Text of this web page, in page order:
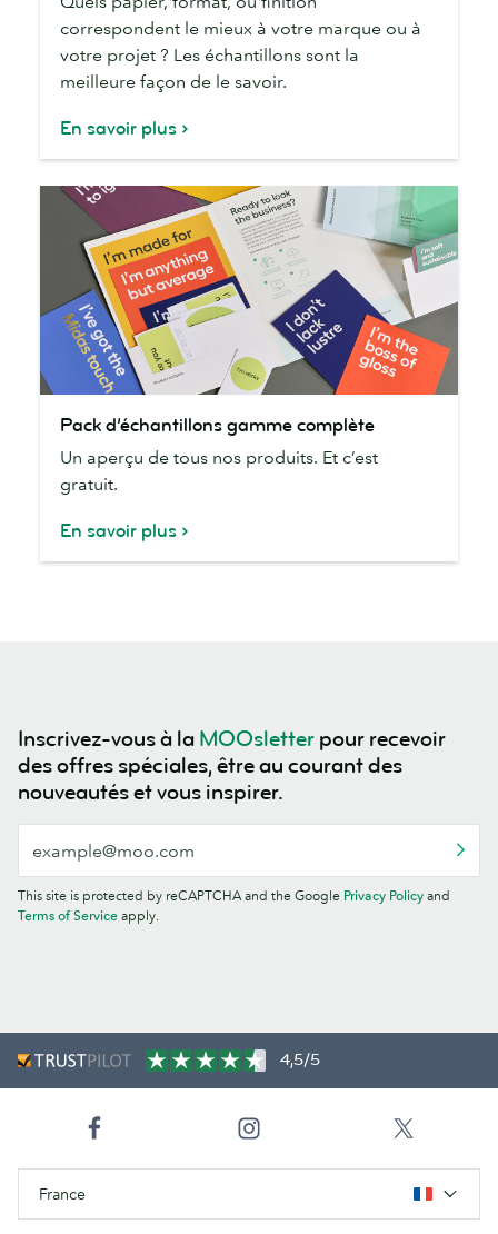
visite
correspondent le mieux à votre marque ou à
votre projet ? Les échantillons sont la
meilleure façon de le savoir.
En savoir plus
d’échantillons
gamme
complète
Pack d’échantillons gamme complète
Un aperçu de tous nos produits. Et c’est
gratuit.
En savoir plus
Inscrivez-vous à la MOOsletter pour recevoir
des offres spéciales, être au courant des
nouveautés et vous inspirer.
This site is protected by reCAPTCHA and the Google Privacy Policy and
Terms of Service apply.
4,5/5
France